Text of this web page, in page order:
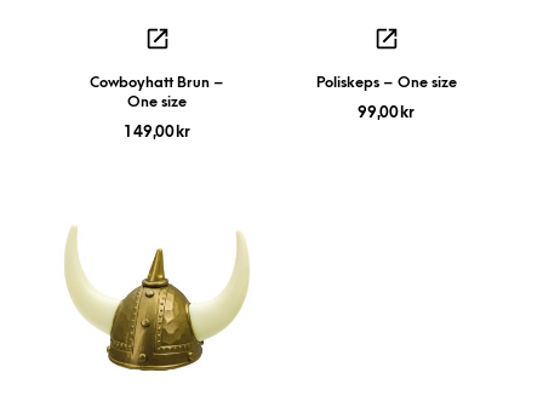
Cowboyhatt Brun –
One size
149,00 kr
Poliskeps – One size
99,00 kr